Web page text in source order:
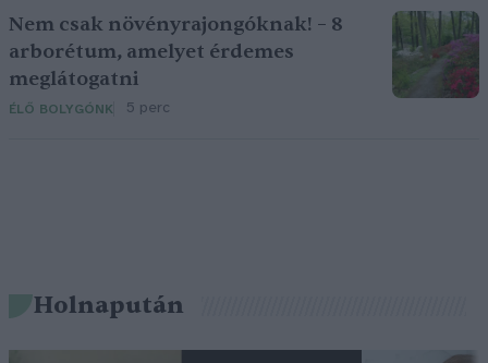
Nem csak növényrajongóknak! – 8
arborétum, amelyet érdemes
meglátogatni
ÉLŐ BOLYGÓNK 5 perc
Holnapután